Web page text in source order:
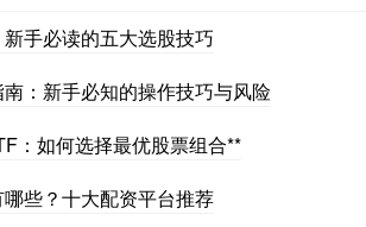
手必读的五大选股技巧
：新手必知的操作技巧与风险
：如何选择最优股票组合**
些？十大配资平台推荐